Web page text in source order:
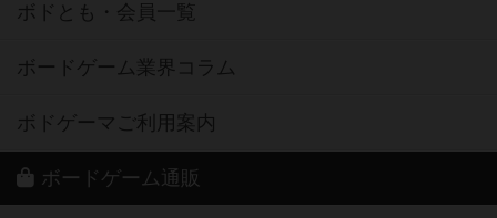
ボドとも・会員一覧
ボードゲーム業界コラム
ボドゲーマご利用案内
ボードゲーム通販